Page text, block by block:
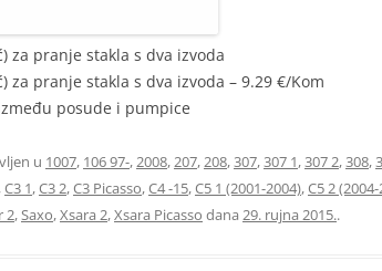
za pranje stakla s dva izvoda
za pranje stakla s dva izvoda – 9.29 €/Kom
posude i pumpice
u 1007, 106 97-,2008,207,208,307,307 1,307 2,308,
,C3 1,C3 2,C3 Picasso,C4 -15,C5 1 (2001-2004),C5 2
2,Saxo,Xsara 2,Xsara Picasso dana 29. rujna 2015..